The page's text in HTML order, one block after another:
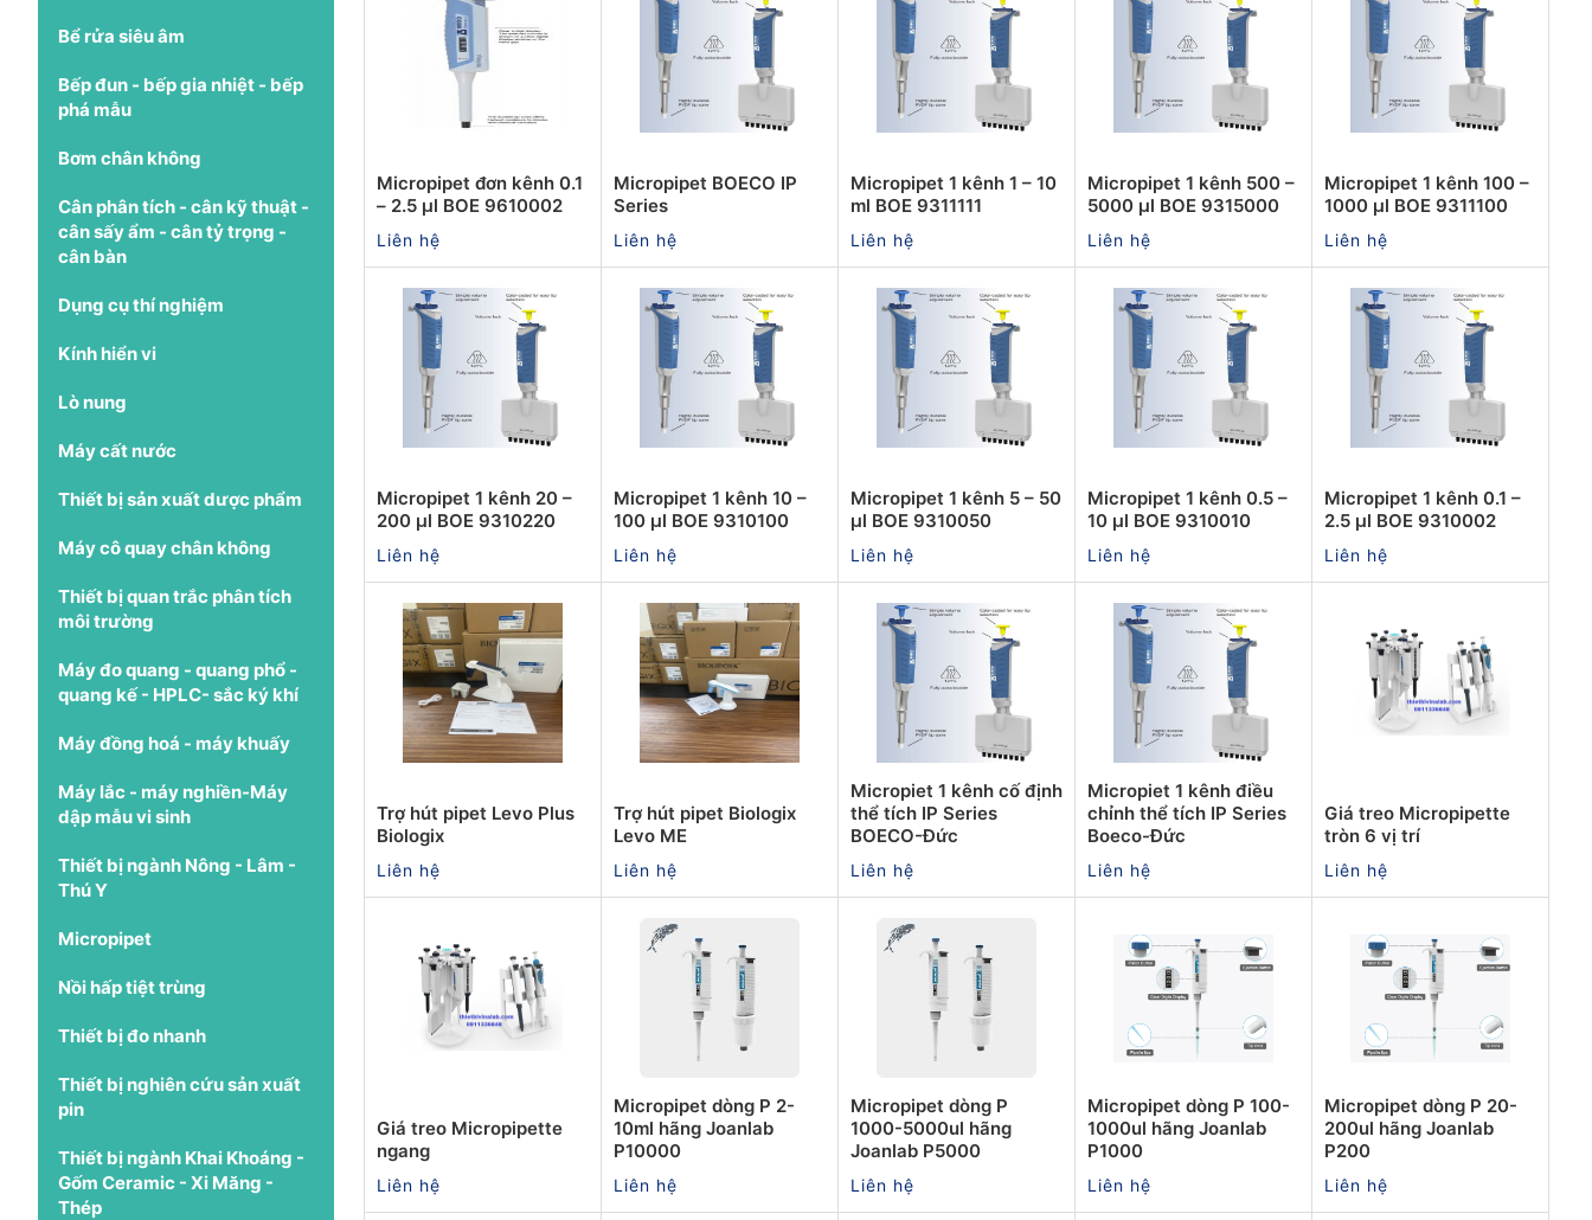
Bể rửa siêu âm
Bếp đun - bếp gia nhiệt - bếp
phá mẫu
Bơm chân không
Cân phân tích - cân kỹ thuật -
cân sấy ẩm - cân tỷ trọng -
cân bàn
Dụng cụ thí nghiệm
Kính hiển vi
Lò nung
Máy cất nước
Thiết bị sản xuất dược phẩm
Máy cô quay chân không
Thiết bị quan trắc phân tích
môi trường
Máy đo quang - quang phổ -
quang kế - HPLC- sắc ký khí
Máy đồng hoá - máy khuấy
Máy lắc - máy nghiền-Máy
dập mẫu vi sinh
Thiết bị ngành Nông - Lâm -
Thú Y
Micropipet
Nồi hấp tiệt trùng
Thiết bị đo nhanh
Thiết bị nghiên cứu sản xuất
pin
Thiết bị ngành Khai Khoáng -
Gốm Ceramic - Xi Măng -
Thép
Micropipet đơn kênh 0.1
– 2.5 µl BOE 9610002
Liên hệ
Micropipet BOECO IP
Series
Liên hệ
Micropipet 1 kênh 1 – 10
ml BOE 9311111
Liên hệ
Micropipet 1 kênh 500 –
5000 µl BOE 9315000
Liên hệ
Micropipet 1 kênh 100 –
1000 µl BOE 9311100
Liên hệ
Micropipet 1 kênh 20 –
200 µl BOE 9310220
Liên hệ
Micropipet 1 kênh 10 –
100 µl BOE 9310100
Liên hệ
Micropipet 1 kênh 5 – 50
µl BOE 9310050
Liên hệ
Micropipet 1 kênh 0.5 –
10 µl BOE 9310010
Liên hệ
Micropipet 1 kênh 0.1 –
2.5 µl BOE 9310002
Liên hệ
Trợ hút pipet Levo Plus
Biologix
Liên hệ
Trợ hút pipet Biologix
Levo ME
Liên hệ
Micropiet 1 kênh cố định
thể tích IP Series
BOECO-Đức
Liên hệ
Micropiet 1 kênh điều
chỉnh thể tích IP Series
Boeco-Đức
Liên hệ
Giá treo Micropipette
tròn 6 vị trí
Liên hệ
Giá treo Micropipette
ngang
Liên hệ
Micropipet dòng P 2-
10ml hãng Joanlab
P10000
Liên hệ
Micropipet dòng P
1000-5000ul hãng
Joanlab P5000
Liên hệ
Micropipet dòng P 100-
1000ul hãng Joanlab
P1000
Liên hệ
Micropipet dòng P 20-
200ul hãng Joanlab
P200
Liên hệ